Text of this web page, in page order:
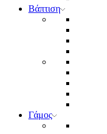
Βάπτιση
Γάμος